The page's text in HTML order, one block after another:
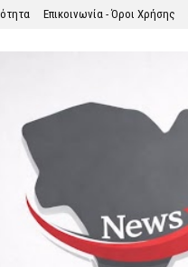
Επικοινωνία - Όροι Χρήσης